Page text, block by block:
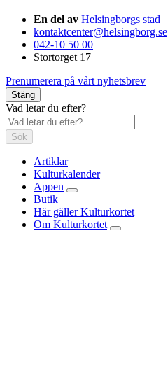
En del av Helsingborgs stad
kontaktcenter@helsingborg.se
042-10 50 00
Stortorget 17
Prenumerera på vårt nyhetsbrev
Stäng
Vad letar du efter?
Sök
Artiklar
Kulturkalender
Appen
Butik
Här gäller Kulturkortet
Om Kulturkortet